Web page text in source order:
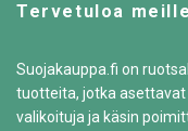
Tervetuloa
Suojakauppa.fi on
tuotteita, jotka
valikoituja ja käsin